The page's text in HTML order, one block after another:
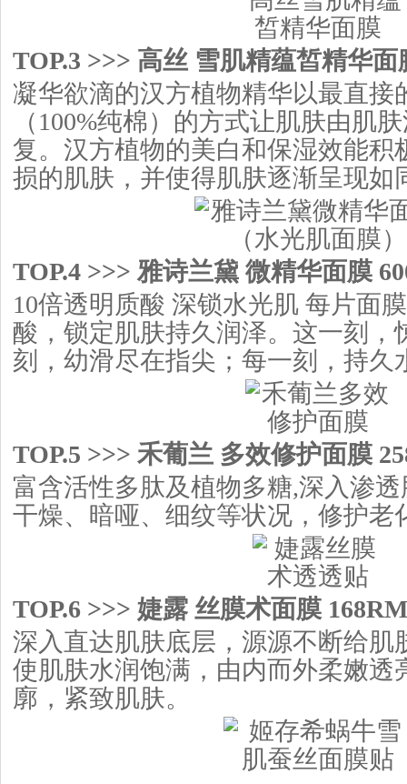
TOP.3 >>> 高丝 雪肌精蕴皙精华面
凝华欲滴的汉方植物精华以最直接
（100%纯棉）的方式让肌肤由肌
复。汉方植物的美白和保湿效能积
损的肌肤，并使得肌肤逐渐呈现如
TOP.4 >>> 雅诗兰黛 微精华面膜
10倍透明质酸 深锁水光肌 每片面
酸，锁定肌肤持久润泽。这一刻，
刻，幼滑尽在指尖；每一刻，持久
TOP.5 >>> 禾葡兰 多效修护面膜
富含活性多肽及植物多糖,深入渗
干燥、暗哑、细纹等状况，修护老
TOP.6 >>> 婕露 丝膜术面膜
深入直达肌肤底层，源源不断给肌
使肌肤水润饱满，由内而外柔嫩透
廓，紧致肌肤。